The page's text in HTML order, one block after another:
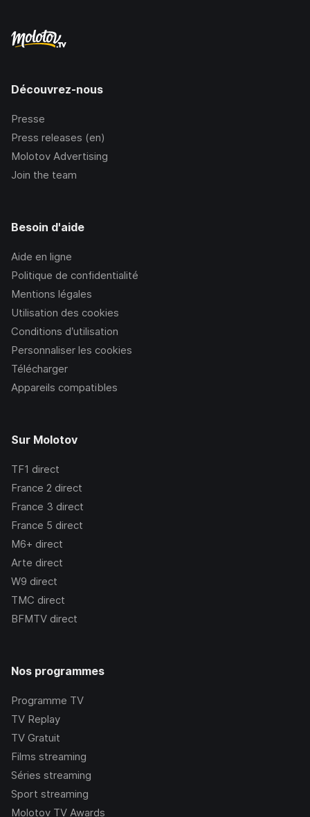
Découvrez-nous
Presse
Press releases (en)
Molotov Advertising
Join the team
Besoin d'aide
Aide en ligne
Politique de confidentialité
Mentions légales
Utilisation des cookies
Conditions d’utilisation
Personnaliser les cookies
Télécharger
Appareils compatibles
Sur Molotov
TF1 direct
France 2 direct
France 3 direct
France 5 direct
M6+ direct
Arte direct
W9 direct
TMC direct
BFMTV direct
Nos programmes
Programme TV
TV Replay
TV Gratuit
Films streaming
Séries streaming
Sport streaming
Molotov TV Awards